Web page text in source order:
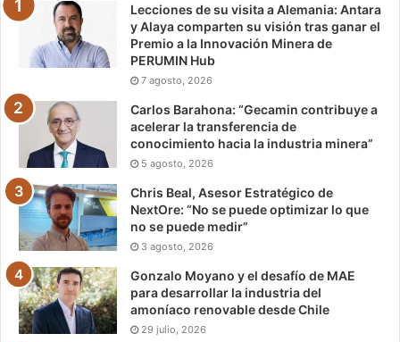
Lecciones de su visita a Alemania: Antara
y Alaya comparten su visión tras ganar el
Premio a la Innovación Minera de
PERUMIN Hub
7 agosto, 2026
Carlos Barahona: “Gecamin contribuye a
acelerar la transferencia de
conocimiento hacia la industria minera”
5 agosto, 2026
Chris Beal, Asesor Estratégico de
NextOre: “No se puede optimizar lo que
no se puede medir”
3 agosto, 2026
Gonzalo Moyano y el desafío de MAE
para desarrollar la industria del
amoníaco renovable desde Chile
29 julio, 2026